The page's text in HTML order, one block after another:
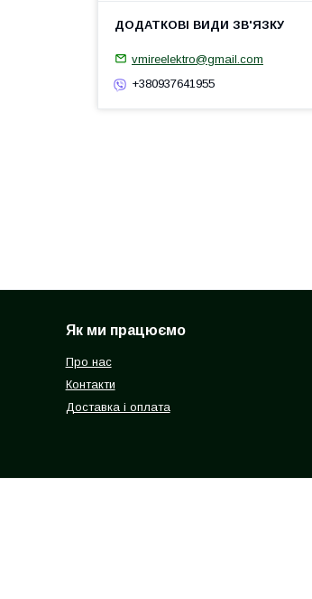
vmireelektro@gmail.com
+380937641955
Як ми працюємо
Про нас
Контакти
Доставка і оплата